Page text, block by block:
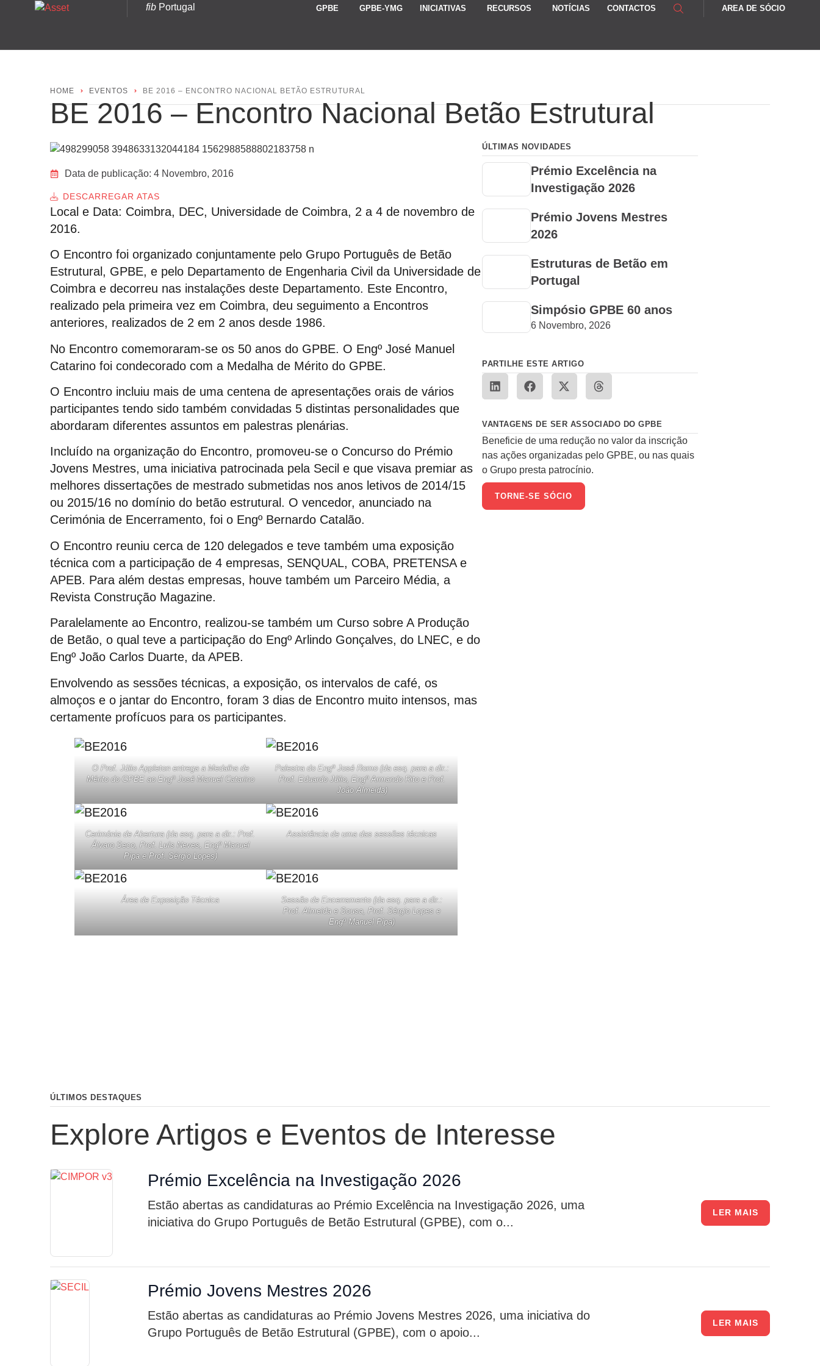
fibPortugal GPBE GPBE-YMG INICIATIVAS RECURSOS NOTÍCIAS CONTACTOS AREA DE SÓCIO
HOME EVENTOS BE 2016 – ENCONTRO NACIONAL BETÃO ESTRUTURAL
BE 2016 – Encontro Nacional Betão Estrutural
Data de publicação: 4 Novembro, 2016
DESCARREGAR ATAS
Local e Data: Coimbra, DEC, Universidade de Coimbra, 2 a 4 de novembro de
2016.
O Encontro foi organizado conjuntamente pelo Grupo Português de Betão
Estrutural, GPBE, e pelo Departamento de Engenharia Civil da Universidade de
Coimbra e decorreu nas instalações deste Departamento. Este Encontro,
realizado pela primeira vez em Coimbra, deu seguimento a Encontros
anteriores, realizados de 2 em 2 anos desde 1986.
No Encontro comemoraram-se os 50 anos do GPBE. O Engº José Manuel
Catarino foi condecorado com a Medalha de Mérito do GPBE.
O Encontro incluiu mais de uma centena de apresentações orais de vários
participantes tendo sido também convidadas 5 distintas personalidades que
abordaram diferentes assuntos em palestras plenárias.
Incluído na organização do Encontro, promoveu-se o Concurso do Prémio
Jovens Mestres, uma iniciativa patrocinada pela Secil e que visava premiar as
melhores dissertações de mestrado submetidas nos anos letivos de 2014/15
ou 2015/16 no domínio do betão estrutural. O vencedor, anunciado na
Cerimónia de Encerramento, foi o Engº Bernardo Catalão.
O Encontro reuniu cerca de 120 delegados e teve também uma exposição
técnica com a participação de 4 empresas, SENQUAL, COBA, PRETENSA e
APEB. Para além destas empresas, houve também um Parceiro Média, a
Revista Construção Magazine.
Paralelamente ao Encontro, realizou-se também um Curso sobre A Produção
de Betão, o qual teve a participação do Engº Arlindo Gonçalves, do LNEC, e do
Engº João Carlos Duarte, da APEB.
Envolvendo as sessões técnicas, a exposição, os intervalos de café, os
almoços e o jantar do Encontro, foram 3 dias de Encontro muito intensos, mas
certamente profícuos para os participantes.
O Prof. Júlio Appleton entrega a Medalha de
Mérito do GPBE ao Engº José Manuel Catarino
Palestra do Engº José Romo (da esq. para a dir.:
Prof. Eduardo Júlio, Engº Armando Rito e Prof.
João Almeida)
Cerimónia de Abertura (da esq. para a dir.: Prof.
Álvaro Seco, Prof. Luís Neves, Engº Manuel
Pipa e Prof. Sérgio Lopes)
Assistência de uma das sessões técnicas
Área de Exposição Técnica
Sessão de Encerramento (da esq. para a dir.:
Prof. Almeida e Sousa, Prof. Sérgio Lopes e
Engº Manuel Pipa)
ÚLTIMAS NOVIDADES
Prémio Excelência na
Investigação 2026
Prémio Jovens Mestres
2026
Estruturas de Betão em
Portugal
Simpósio GPBE 60 anos
6 Novembro, 2026
PARTILHE ESTE ARTIGO
VANTAGENS DE SER ASSOCIADO DO GPBE
Beneficie de uma redução no valor da inscrição
nas ações organizadas pelo GPBE, ou nas quais
o Grupo presta patrocínio.
TORNE-SE SÓCIO
ÚLTIMOS DESTAQUES
Explore Artigos e Eventos de Interesse
Prémio Excelência na Investigação 2026
Estão abertas as candidaturas ao Prémio Excelência na Investigação 2026, uma
iniciativa do Grupo Português de Betão Estrutural (GPBE), com o...
LER MAIS
Prémio Jovens Mestres 2026
Estão abertas as candidaturas ao Prémio Jovens Mestres 2026, uma iniciativa do
Grupo Português de Betão Estrutural (GPBE), com o apoio...
LER MAIS